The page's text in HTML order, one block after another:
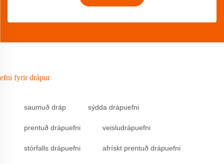
efni fyrir drápur
saumuð dráp sýdda drápuefni
prentuð drápuefni veisludrápuefni
stórfalls drápuefni afrískt prentuð drápuefni